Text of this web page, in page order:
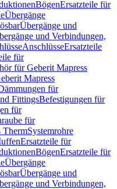
BögenErsatzteile für
Übergänge
Übergänge und
und Verbindungen,
AnschlüsseErsatzteile
für
für Geberit Mapress
Mapress
für
FittingsBefestigungen für
für
für
ThermSystemrohre
Ersatzteile für
BögenErsatzteile für
Übergänge
Übergänge und
und Verbindungen,